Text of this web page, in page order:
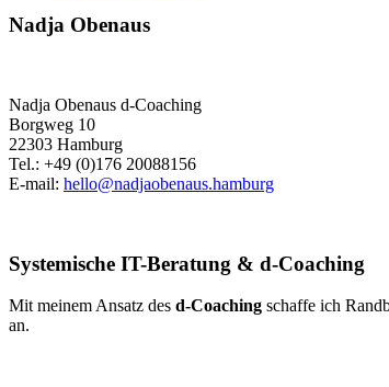
Nadja Obenaus
Nadja Obenaus d-Coaching
Borgweg 10
22303 Hamburg
Tel.: +49 (0)176 20088156
E-mail: hello@nadjaobenaus.hamburg
Systemische IT-Beratung & d-Coaching
Mit meinem Ansatz des d-Coaching schaffe ich
an.